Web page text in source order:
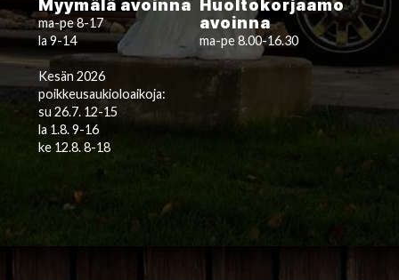
Myymälä avoinna
ma-pe 8-17
la 9-14
Kesän 2026
poikkeusaukioloaikoja:
su 26.7. 12-15
la 1.8. 9-16
ke 12.8. 8-18
Huoltokorjaamo
avoinna
ma-pe 8.00-16.30